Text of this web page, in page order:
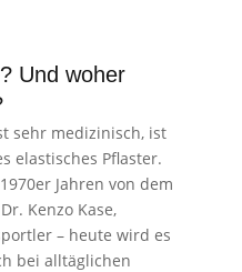
Und woher
sehr medizinisch, ist
elastisches Pflaster.
Jahren von dem
Kenzo Kase,
– heute wird es
bei alltäglichen